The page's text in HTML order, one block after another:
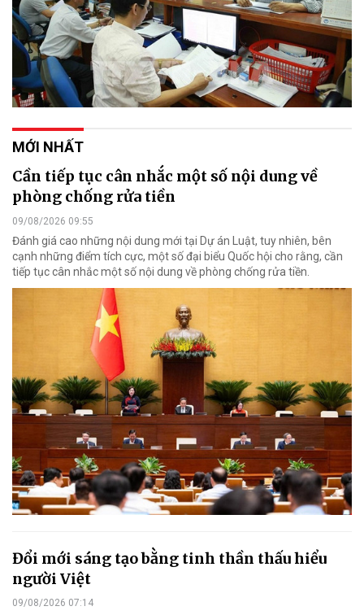
MỚI NHẤT
Cần tiếp tục cân nhắc một số nội dung về
phòng chống rửa tiền
09/08/2026 09:55
Đánh giá cao những nội dung mới tại Dự án Luật, tuy nhiên, bên
cạnh những điểm tích cực, một số đại biểu Quốc hội cho rằng, cần
tiếp tục cân nhắc một số nội dung về phòng chống rửa tiền.
Đổi mới sáng tạo bằng tinh thần thấu hiểu
người Việt
09/08/2026 07:14